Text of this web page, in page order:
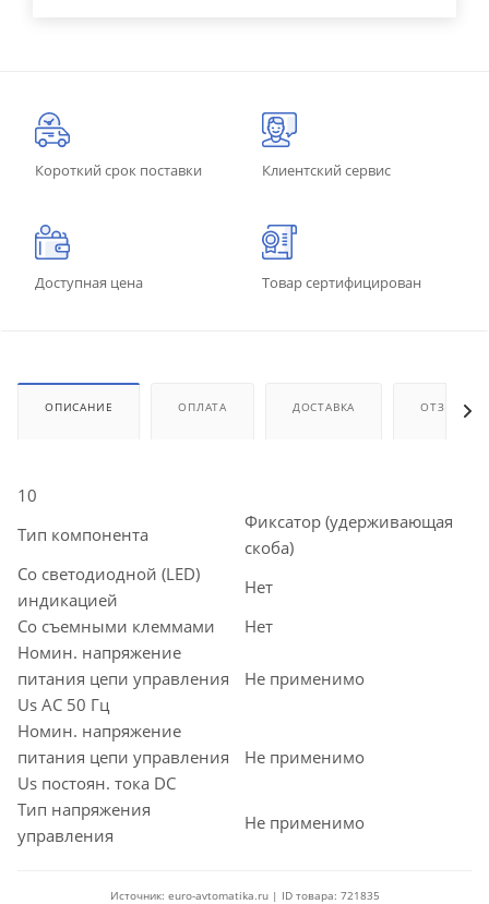
Короткий срок поставки Клиентский сервис
Доступная цена Товар сертифицирован
ОПИСАНИЕ ОПЛАТА ДОСТАВКА ОТЗЫВЫ
10
Тип компонента
Фиксатор (удерживающая
скоба)
Со светодиодной (LED)
индикацией
Нет
Со съемными клеммами
Нет
Номин. напряжение
питания цепи управления
Us AC 50 Гц
Не применимо
Номин. напряжение
питания цепи управления
Us постоян. тока DC
Не применимо
Тип напряжения
управления
Не применимо
Источник: euro-avtomatika.ru | ID товара: 721835